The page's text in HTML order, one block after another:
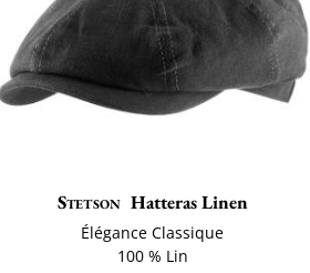
Stetson Hatteras Linen
Élégance Classique
100 % Lin